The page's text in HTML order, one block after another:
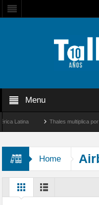
Menu
Thales multiplica por diez su
Home